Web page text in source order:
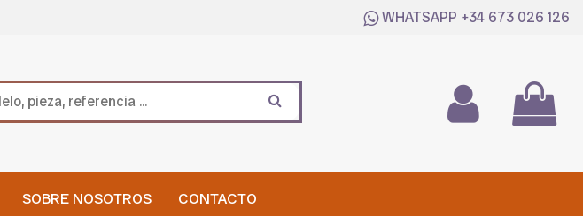
WHATSAPP +34 673 026 126
SOBRE NOSOTROS CONTACTO